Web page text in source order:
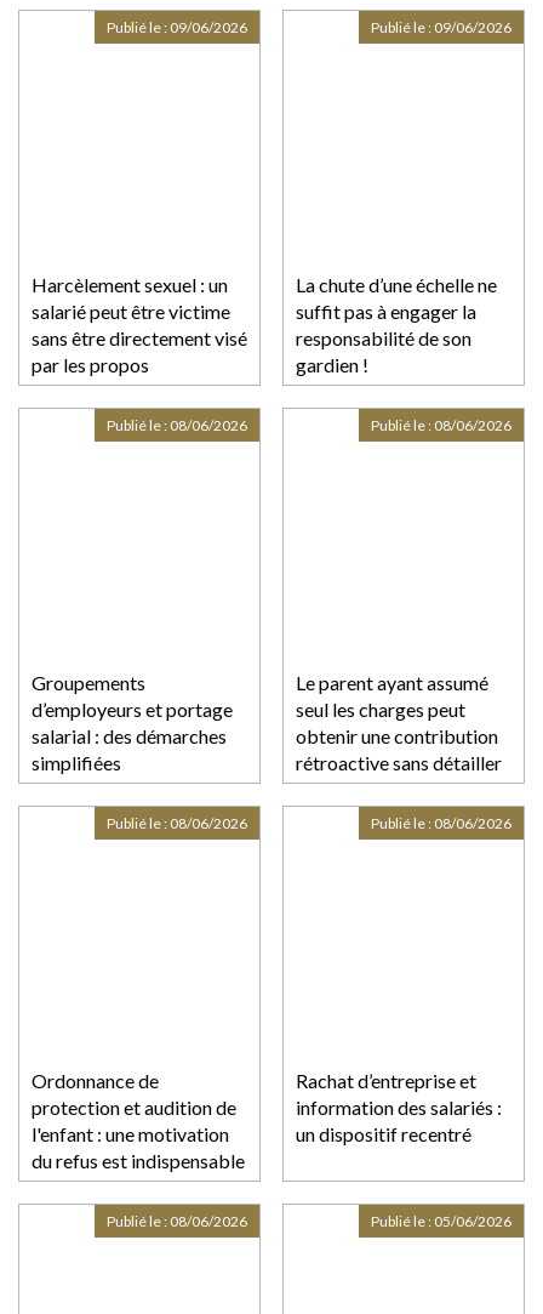
Harcèlement sexuel : un
salarié peut être victime
sans être directement visé
par les propos
Publié le : 09/06/2026
La chute d’une échelle ne
suffit pas à engager la
responsabilité de son
gardien !
Publié le : 09/06/2026
Groupements
d’employeurs et portage
salarial : des démarches
simplifiées
Publié le : 08/06/2026
Le parent ayant assumé
seul les charges peut
obtenir une contribution
rétroactive sans détailler
chaque dépense !
Publié le : 08/06/2026
Ordonnance de
protection et audition de
l'enfant : une motivation
du refus est indispensable
Publié le : 08/06/2026
Rachat d’entreprise et
information des salariés :
un dispositif recentré
Publié le : 08/06/2026
Publié le : 08/06/2026 Publié le : 05/06/2026